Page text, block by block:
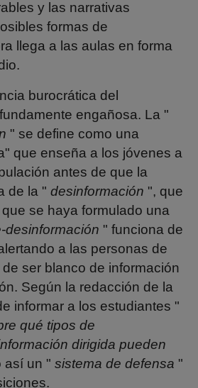
y las narrativas
formas de
llega a las aulas en forma
burocrática del
engañosa. La "
" se define como una
que enseña a los jóvenes a
antes de que la
de la " desinformación ", que
se haya formulado una
desinformación " funciona de
a las personas de
ser blanco de información
Según la redacción de la
informar a los estudiantes "
qué tipos de
dirigida pueden
así un " sistema de defensa "